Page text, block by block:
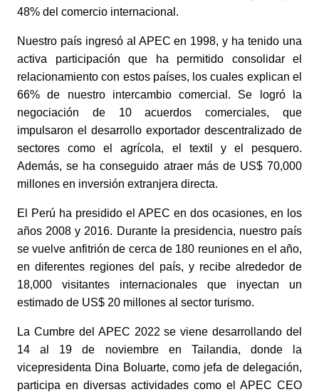
48% del comercio internacional.
Nuestro país ingresó al APEC en 1998, y ha tenido una
activa participación que ha permitido consolidar el
relacionamiento con estos países, los cuales explican el
66% de nuestro intercambio comercial. Se logró la
negociación de 10 acuerdos comerciales, que
impulsaron el desarrollo exportador descentralizado de
sectores como el agrícola, el textil y el pesquero.
Además, se ha conseguido atraer más de US$ 70,000
millones en inversión extranjera directa.
El Perú ha presidido el APEC en dos ocasiones, en los
años 2008 y 2016. Durante la presidencia, nuestro país
se vuelve anfitrión de cerca de 180 reuniones en el año,
en diferentes regiones del país, y recibe alrededor de
18,000 visitantes internacionales que inyectan un
estimado de US$ 20 millones al sector turismo.
La Cumbre del APEC 2022 se viene desarrollando del
14 al 19 de noviembre en Tailandia, donde la
vicepresidenta Dina Boluarte, como jefa de delegación,
participa en diversas actividades como el APEC CEO